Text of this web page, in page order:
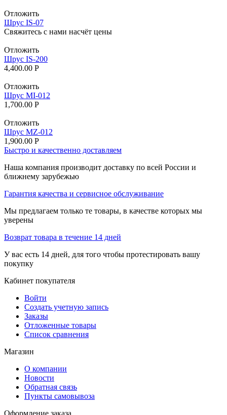
Отложить
Шрус IS-07
Свяжитесь с нами насчёт цены
Отложить
Шрус IS-200
4,400.00 Р
Отложить
Шрус MI-012
1,700.00 Р
Отложить
Шрус MZ-012
1,900.00 Р
Быстро и качественно доставляем
Наша компания производит доставку по всей России и
ближнему зарубежью
Гарантия качества и сервисное обслуживание
Мы предлагаем только те товары, в качестве которых мы
уверены
Возврат товара в течение 14 дней
У вас есть 14 дней, для того чтобы протестировать вашу
покупку
Кабинет покупателя
Войти
Создать учетную запись
Заказы
Отложенные товары
Список сравнения
Магазин
О компании
Новости
Обратная связь
Пункты самовывоза
Оформление заказа